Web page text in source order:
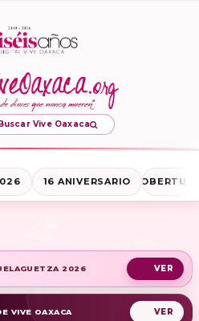
Buscar Vive Oaxaca
16 ANIVERSARIO
2026
VIVE OAXACA